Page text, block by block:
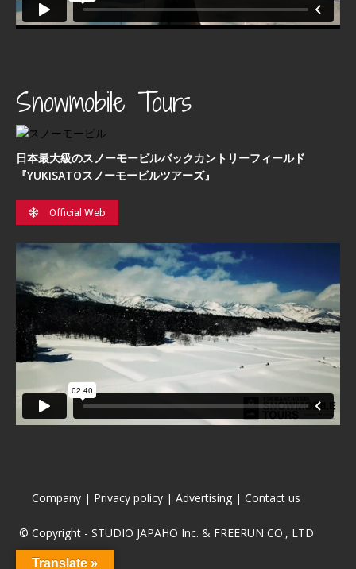
Snowmobile Tours
日本最⼤級のスノーモービルバックカントリーフィールド
『YUKISATOスノーモービルツアーズ』
Official Web
Company | Privacy policy | Advertising | Contact us
© Copyright - STUDIO JAPAHO Inc. & FREERUN CO., LTD
Translate »